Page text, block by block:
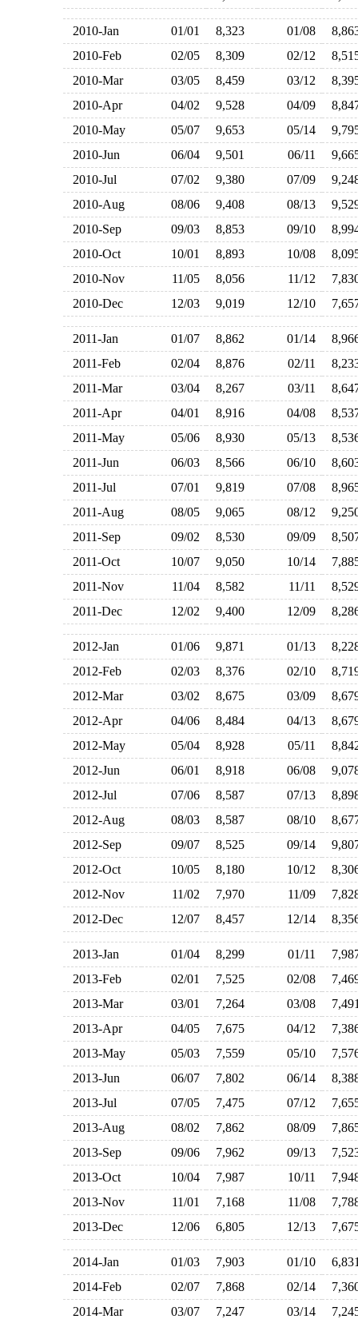
2010-Jan 01/01 8,323 01/08
2010-Feb
02/05 8,309 02/12
2010-Mar
03/05 8,459 03/12
2010-Apr
04/02 9,528 04/09
2010-May
05/07 9,653 05/14
2010-Jun
06/04 9,501 06/11
2010-Jul
07/02 9,380 07/09
2010-Aug
08/06 9,408 08/13
2010-Sep
09/03 8,853 09/10
2010-Oct
10/01 8,893 10/08
2010-Nov
11/05 8,056 11/12
2010-Dec
12/03 9,019 12/10
2011-Jan 01/07 8,862 01/14
2011-Feb
02/04 8,876 02/11
2011-Mar
03/04 8,267 03/11
2011-Apr
04/01 8,916 04/08
2011-May
05/06 8,930 05/13
2011-Jun
06/03 8,566 06/10
2011-Jul
07/01 9,819 07/08
2011-Aug
08/05 9,065 08/12
2011-Sep
09/02 8,530 09/09
2011-Oct
10/07 9,050 10/14
2011-Nov
11/04 8,582 11/11
2011-Dec
12/02 9,400 12/09
2012-Jan 01/06 9,871 01/13
2012-Feb
02/03 8,376 02/10
2012-Mar
03/02 8,675 03/09
2012-Apr
04/06 8,484 04/13
2012-May
05/04 8,928 05/11
2012-Jun
06/01 8,918 06/08
2012-Jul
07/06 8,587 07/13
2012-Aug
08/03 8,587 08/10
2012-Sep
09/07 8,525 09/14
2012-Oct
10/05 8,180 10/12
2012-Nov
11/02 7,970 11/09
2012-Dec
12/07 8,457 12/14
2013-Jan 01/04 8,299 01/11
2013-Feb
02/01 7,525 02/08
2013-Mar
03/01 7,264 03/08
2013-Apr
04/05 7,675 04/12
2013-May
05/03 7,559 05/10
2013-Jun
06/07 7,802 06/14
2013-Jul
07/05 7,475 07/12
2013-Aug
08/02 7,862 08/09
2013-Sep
09/06 7,962 09/13
2013-Oct
10/04 7,987 10/11
2013-Nov
11/01 7,168 11/08
2013-Dec
12/06 6,805 12/13
2014-Jan 01/03 7,903 01/10
2014-Feb
02/07 7,868 02/14
2014-Mar
03/07 7,247 03/14